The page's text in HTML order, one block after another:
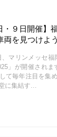
・９日開催】
両を見つけよ
、マリンメッセ
」が開催され
て毎年注目を集
に集結す…